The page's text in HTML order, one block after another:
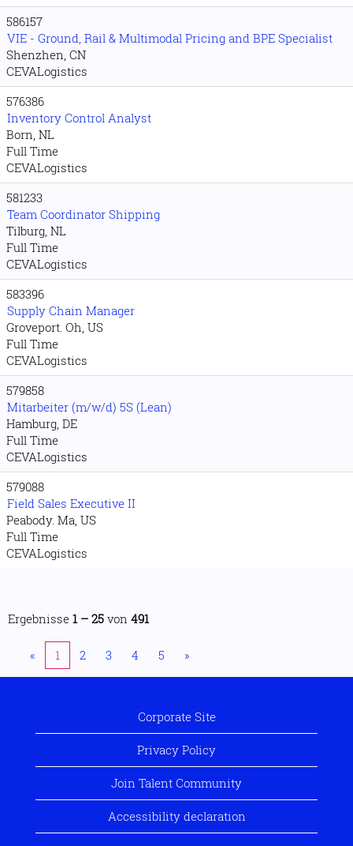
586157
VIE - Ground, Rail & Multimodal Pricing and BPE Specialist
Shenzhen, CN
CEVALogistics
576386
Inventory Control Analyst
Born, NL
Full Time
CEVALogistics
581233
Team Coordinator Shipping
Tilburg, NL
Full Time
CEVALogistics
583396
Supply Chain Manager
Groveport. Oh, US
Full Time
CEVALogistics
579858
Mitarbeiter (m/w/d) 5S (Lean)
Hamburg, DE
Full Time
CEVALogistics
579088
Field Sales Executive II
Peabody. Ma, US
Full Time
CEVALogistics
Ergebnisse 1 – 25 von 491
« 1 2 3 4 5 »
Corporate Site
Privacy Policy
Join Talent Community
Accessibility declaration